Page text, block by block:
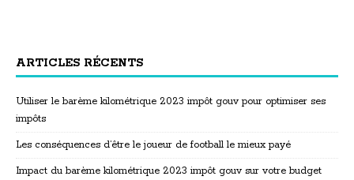
ARTICLES RÉCENTS
Utiliser le barème kilométrique 2023 impôt gouv pour optimiser ses
impôts
Les conséquences d’être le joueur de football le mieux payé
Impact du barème kilométrique 2023 impôt gouv sur votre budget